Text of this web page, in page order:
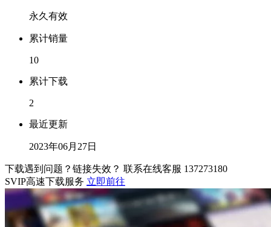
永久有效
累计销量
10
累计下载
2
最近更新
2023年06月27日
下载遇到问题？链接失效？ 联系在线客服 137273180
SVIP高速下载服务 立即前往